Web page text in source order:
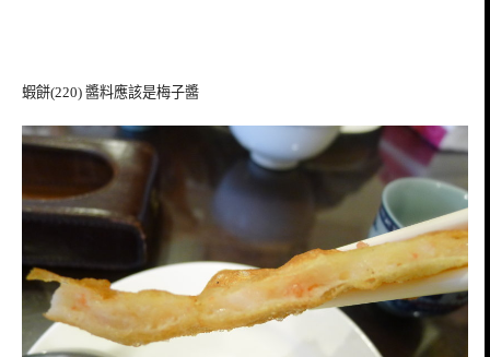
蝦餅(220) 醬料應該是梅子醬